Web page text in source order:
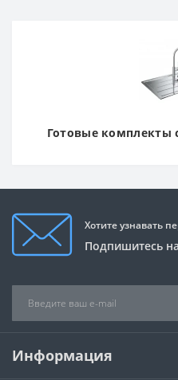
Готовые комплекты
Хотите узнавать
Подпишитесь
Информация